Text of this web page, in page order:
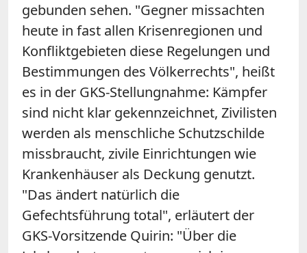
gebunden sehen. "Gegner missachten
heute in fast allen Krisenregionen und
Konfliktgebieten diese Regelungen und
Bestimmungen des Völkerrechts", heißt
es in der GKS-Stellungnahme: Kämpfer
sind nicht klar gekennzeichnet, Zivilisten
werden als menschliche Schutzschilde
missbraucht, zivile Einrichtungen wie
Krankenhäuser als Deckung genutzt.
"Das ändert natürlich die
Gefechtsführung total", erläutert der
GKS-Vorsitzende Quirin: "Über die